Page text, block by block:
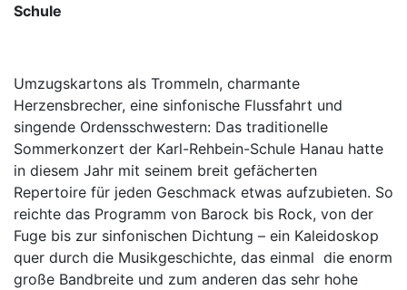
Schule
Umzugskartons als Trommeln, charmante
Herzensbrecher, eine sinfonische Flussfahrt und
singende Ordensschwestern: Das traditionelle
Sommerkonzert der Karl-Rehbein-Schule Hanau hatte
in diesem Jahr mit seinem breit gefächerten
Repertoire für jeden Geschmack etwas aufzubieten. So
reichte das Programm von Barock bis Rock, von der
Fuge bis zur sinfonischen Dichtung – ein Kaleidoskop
quer durch die Musikgeschichte, das einmal die enorm
große Bandbreite und zum anderen das sehr hohe